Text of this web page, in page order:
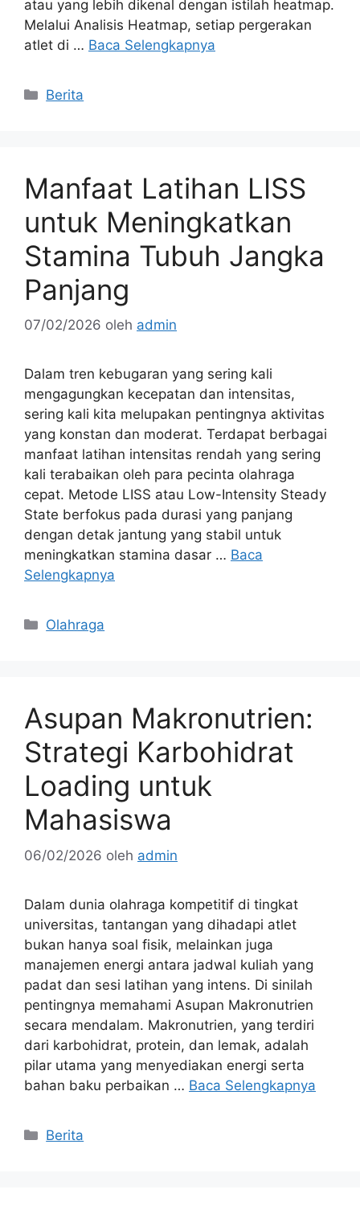
atau yang lebih dikenal dengan istilah heatmap.
Melalui Analisis Heatmap, setiap pergerakan
atlet di … Baca Selengkapnya
Kategori
Berita
Manfaat Latihan LISS
untuk Meningkatkan
Stamina Tubuh Jangka
Panjang
07/02/2026 oleh admin
Dalam tren kebugaran yang sering kali
mengagungkan kecepatan dan intensitas,
sering kali kita melupakan pentingnya aktivitas
yang konstan dan moderat. Terdapat berbagai
manfaat latihan intensitas rendah yang sering
kali terabaikan oleh para pecinta olahraga
cepat. Metode LISS atau Low-Intensity Steady
State berfokus pada durasi yang panjang
dengan detak jantung yang stabil untuk
meningkatkan stamina dasar … Baca
Selengkapnya
Kategori
Olahraga
Asupan Makronutrien:
Strategi Karbohidrat
Loading untuk
Mahasiswa
06/02/2026 oleh admin
Dalam dunia olahraga kompetitif di tingkat
universitas, tantangan yang dihadapi atlet
bukan hanya soal fisik, melainkan juga
manajemen energi antara jadwal kuliah yang
padat dan sesi latihan yang intens. Di sinilah
pentingnya memahami Asupan Makronutrien
secara mendalam. Makronutrien, yang terdiri
dari karbohidrat, protein, dan lemak, adalah
pilar utama yang menyediakan energi serta
bahan baku perbaikan … Baca Selengkapnya
Kategori
Berita